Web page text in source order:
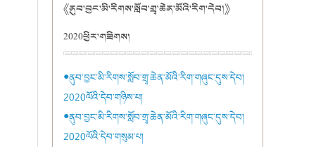
《ནུབ་བྱང་མི་རིགས་སློབ་གྲྭ་ཆེན་མོའི་རིག་དེབ།》
2020ཕྱིར་གཟིགས།
●ནུབ་བྱང་མི་རིགས་སློབ་གྲྭ་ཆེན་མོའི་རིག་གཞུང་དུས་དེབ།
2020ལོའི་དེབ་གཉིས་པ།
●ནུབ་བྱང་མི་རིགས་སློབ་གྲྭ་ཆེན་མོའི་རིག་གཞུང་དུས་དེབ།
2020ལོའི་དེབ་གསུམ་པ།